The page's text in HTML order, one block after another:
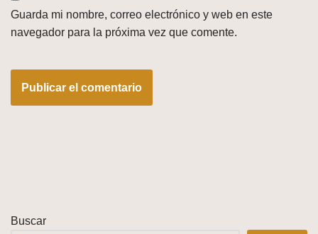
Guarda mi nombre, correo electrónico y web en este
navegador para la próxima vez que comente.
Buscar